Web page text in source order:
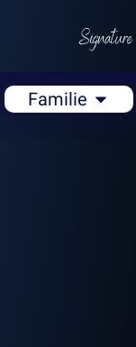
Familie